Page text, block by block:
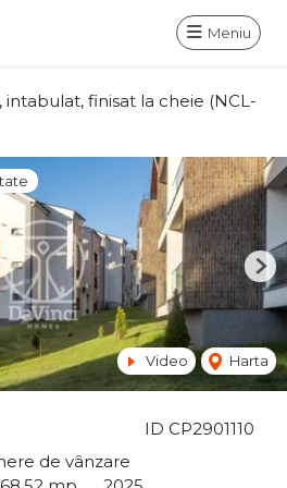
Meniu
finisat la cheie (NCL-
ID CP2901110
de vânzare
Video Harta